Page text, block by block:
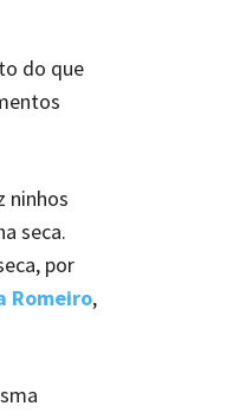
do que
ninhos
seca.
por
Romeiro,